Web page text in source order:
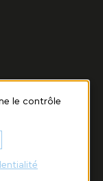
2022 Commune de
by
le contrôle